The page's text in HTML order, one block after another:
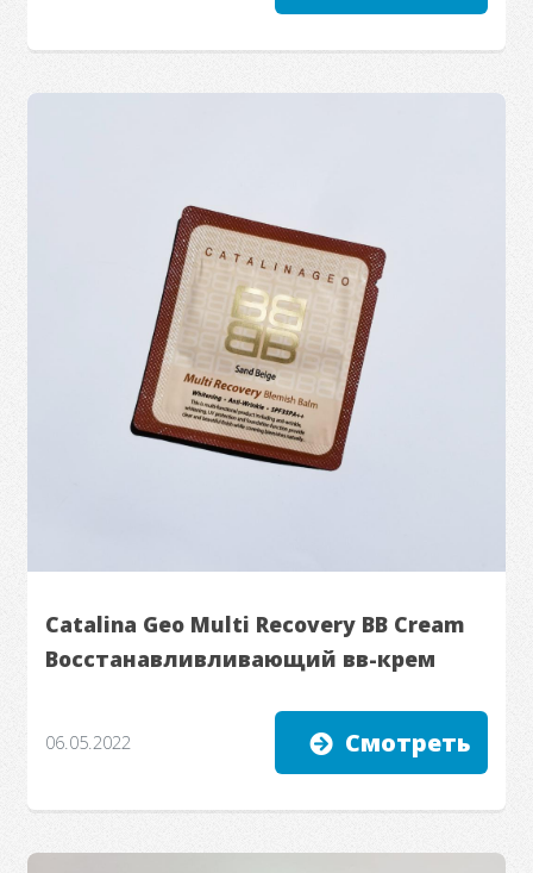
Catalina Geo Multi Recovery BB Cream
Восстанавливливающий вв-крем
06.05.2022 Смотреть